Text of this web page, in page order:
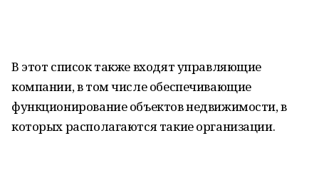
В этот список также входят управляющие
компании, в том числе обеспечивающие
функционирование объектов недвижимости, в
которых располагаются такие организации.